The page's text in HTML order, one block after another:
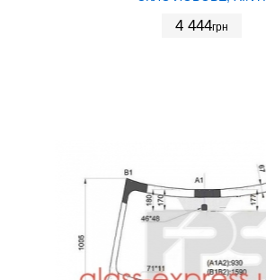
4 444грн